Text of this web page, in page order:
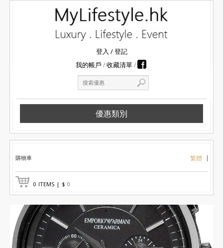
登入 /登記
我的帳戶
收藏清單
優惠類別
購物車 繁體
0 ITEMS | $ 0